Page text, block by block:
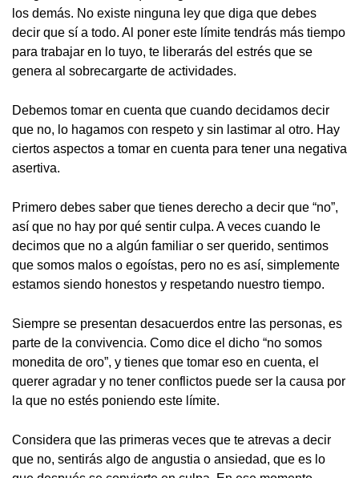
los demás. No existe ninguna ley que diga que debes
decir que sí a todo. Al poner este límite tendrás más tiempo
para trabajar en lo tuyo, te liberarás del estrés que se
genera al sobrecargarte de actividades.
Debemos tomar en cuenta que cuando decidamos decir
que no, lo hagamos con respeto y sin lastimar al otro. Hay
ciertos aspectos a tomar en cuenta para tener una negativa
asertiva.
Primero debes saber que tienes derecho a decir que “no”,
así que no hay por qué sentir culpa. A veces cuando le
decimos que no a algún familiar o ser querido, sentimos
que somos malos o egoístas, pero no es así, simplemente
estamos siendo honestos y respetando nuestro tiempo.
Siempre se presentan desacuerdos entre las personas, es
parte de la convivencia. Como dice el dicho “no somos
monedita de oro”, y tienes que tomar eso en cuenta, el
querer agradar y no tener conflictos puede ser la causa por
la que no estés poniendo este límite.
Considera que las primeras veces que te atrevas a decir
que no, sentirás algo de angustia o ansiedad, que es lo